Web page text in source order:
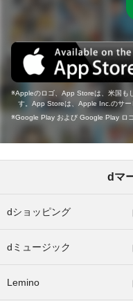
Appleのロゴ、App Storeは、米国も
す。App Storeは、Apple Inc.のサー
Google Play および Google Play ロ
dマ
dショッピング
dミュージック
Lemino